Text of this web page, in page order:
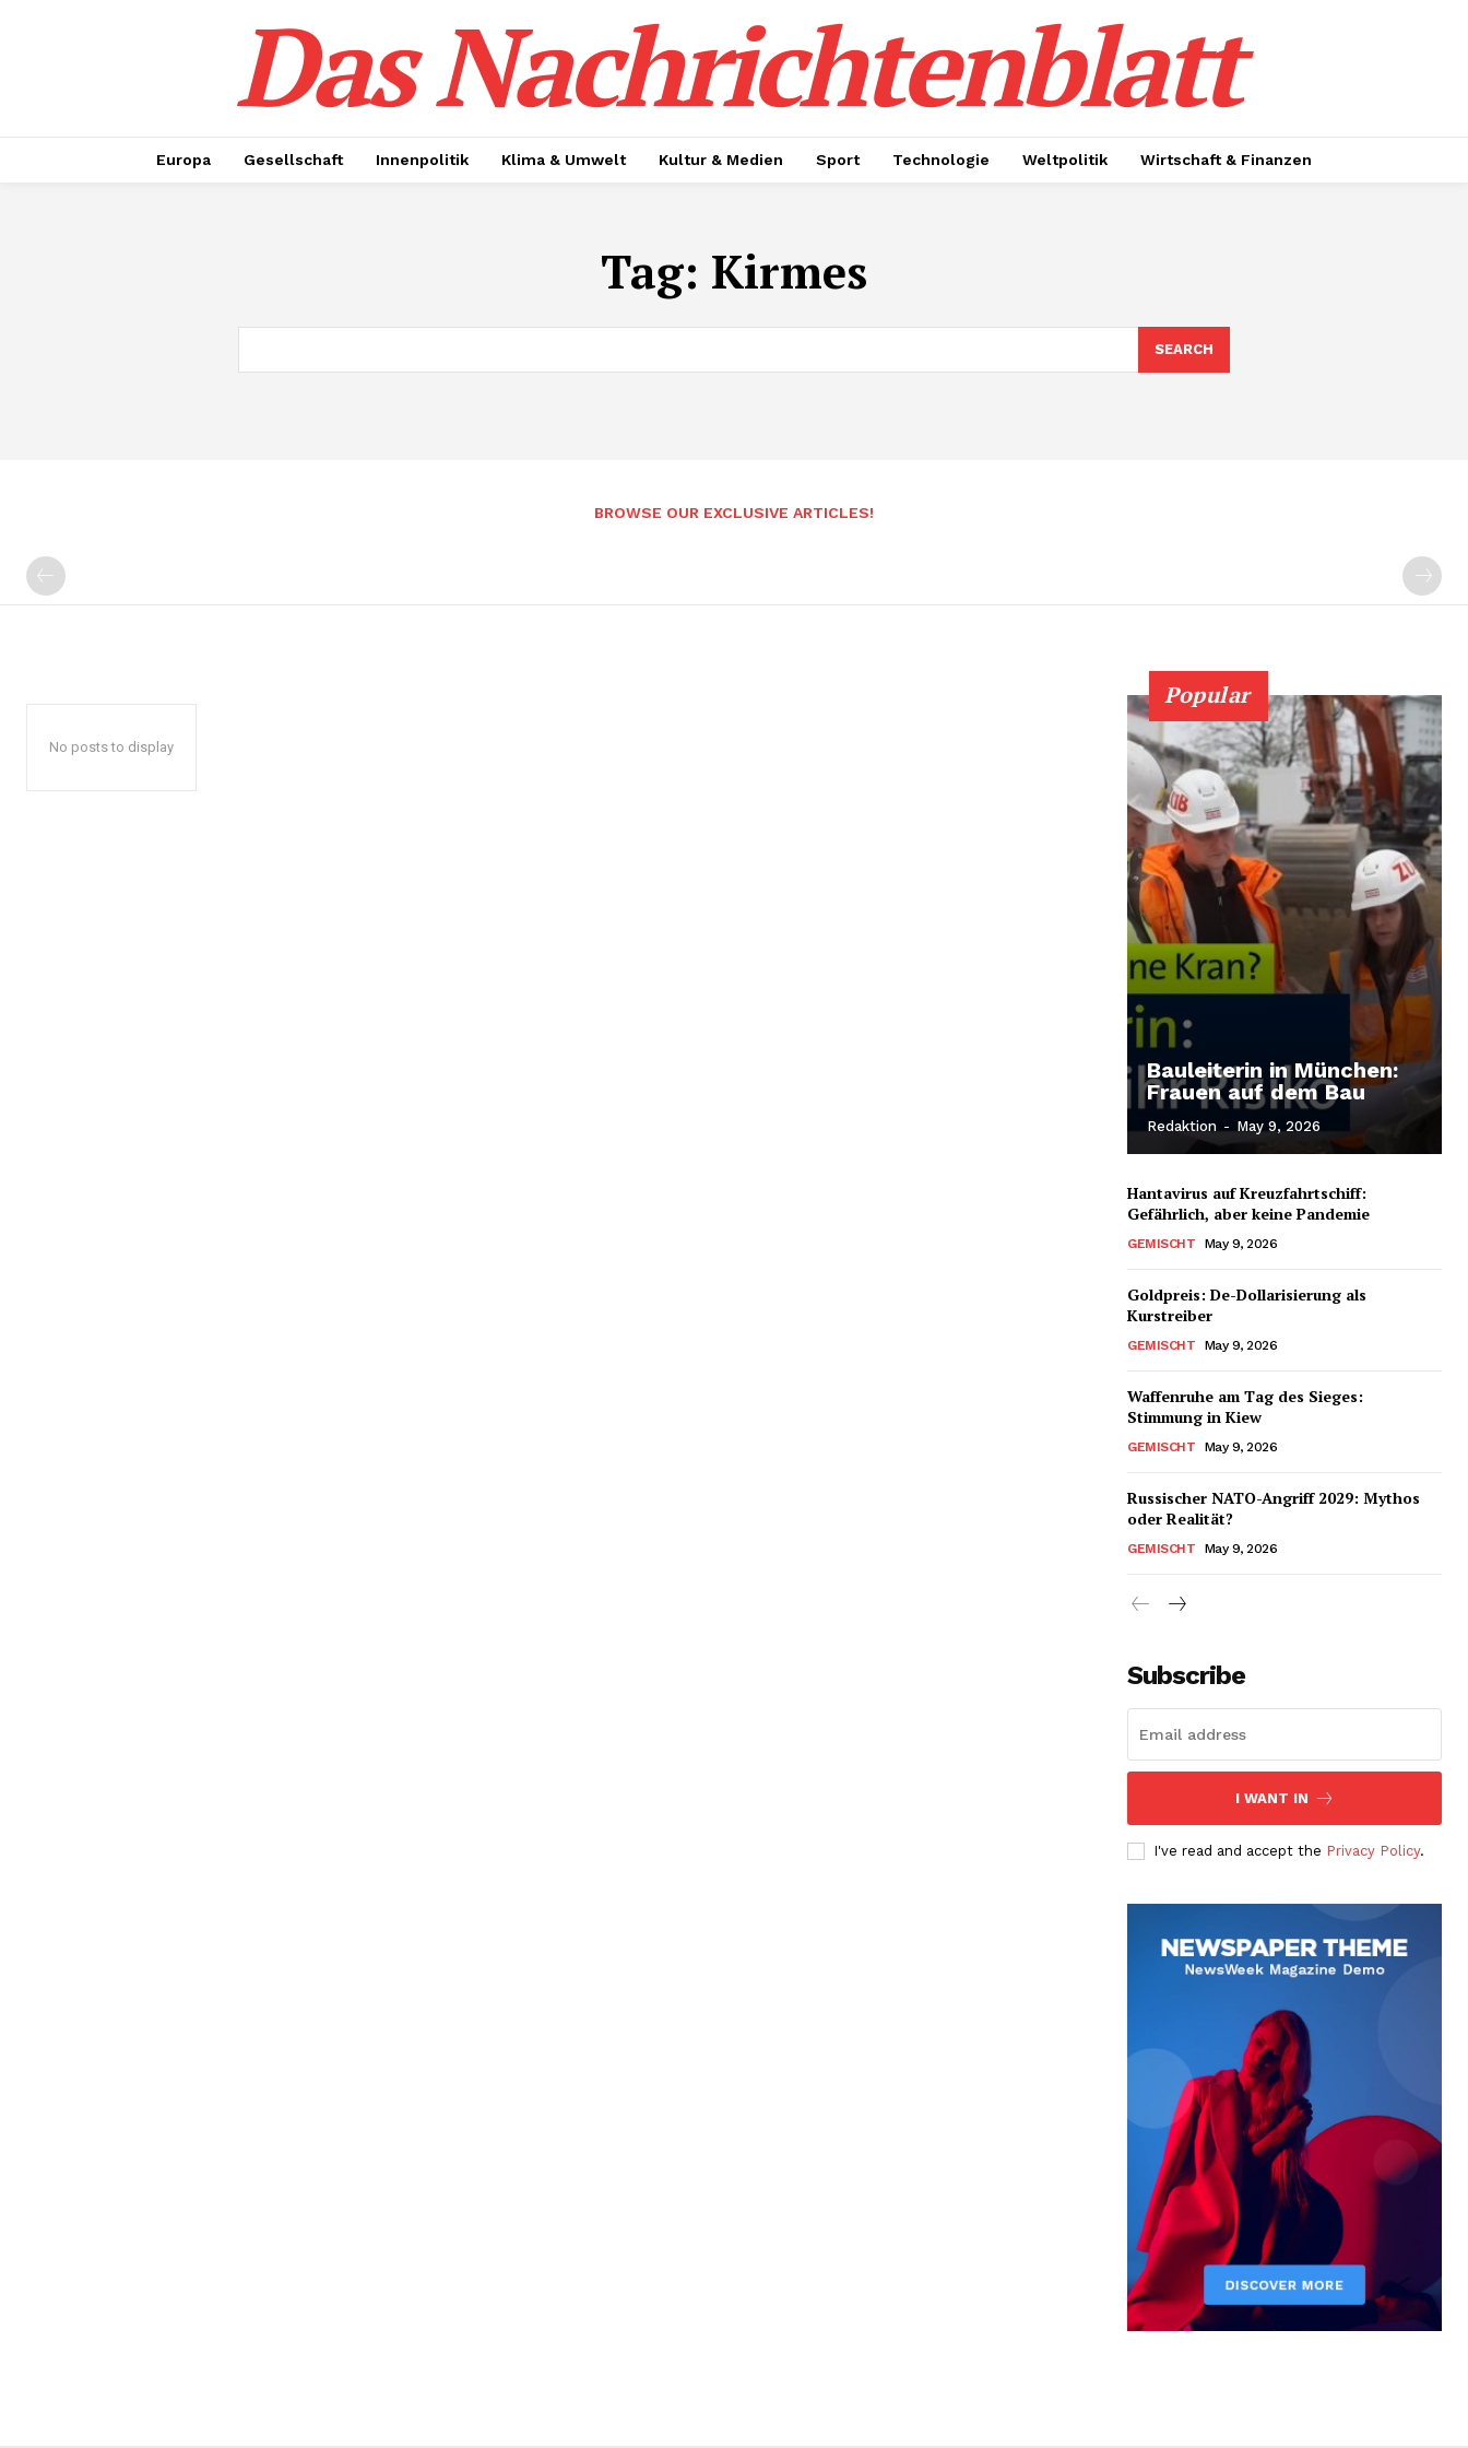
Das Nachrichtenblatt
Europa Gesellschaft Innenpolitik Klima & Umwelt Kultur & Medien Sport Technologie Weltpolitik Wirtschaft & Finanzen
Tag: Kirmes
SEARCH
BROWSE OUR EXCLUSIVE ARTICLES!
No posts to display
Popular
Bauleiterin in München:
Frauen auf dem Bau
Redaktion - May 9, 2026
Hantavirus auf Kreuzfahrtschiff:
Gefährlich, aber keine Pandemie
GEMISCHT May 9, 2026
Goldpreis: De-Dollarisierung als
Kurstreiber
GEMISCHT May 9, 2026
Waffenruhe am Tag des Sieges:
Stimmung in Kiew
GEMISCHT May 9, 2026
Russischer NATO-Angriff 2029: Mythos
oder Realität?
GEMISCHT May 9, 2026
Subscribe
I WANT IN
I've read and accept the Privacy Policy.